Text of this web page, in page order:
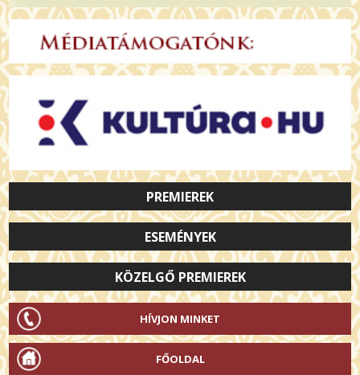
PREMIEREK
ESEMÉNYEK
KÖZELGŐ PREMIEREK
HÍVJON MINKET
FŐOLDAL